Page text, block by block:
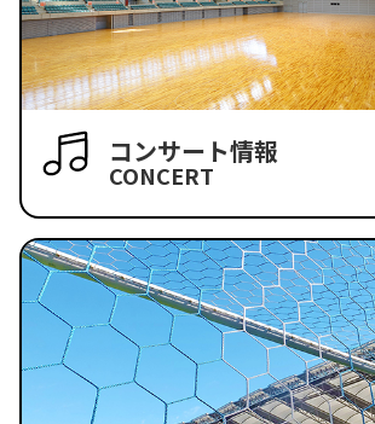
コンサート情報
CONCERT